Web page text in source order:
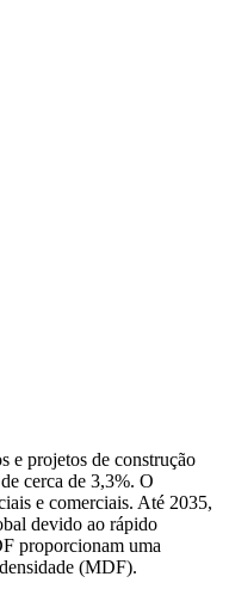
e projetos de construção
cerca de 3,3%. O
e comerciais. Até 2035,
devido ao rápido
proporcionam uma
(MDF).